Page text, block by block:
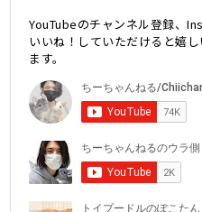
YouTubeのチャンネル登録、
いいね！していただけると嬉
ます。